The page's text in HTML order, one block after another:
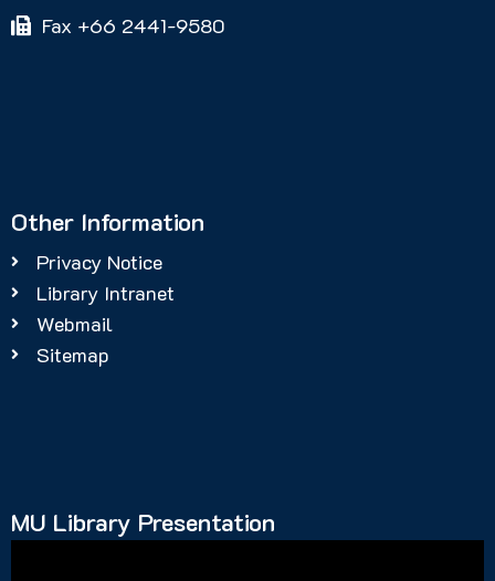
Fax +66 2441-9580
Other Information
Privacy Notice
Library Intranet
Webmail
Sitemap
MU Library Presentation